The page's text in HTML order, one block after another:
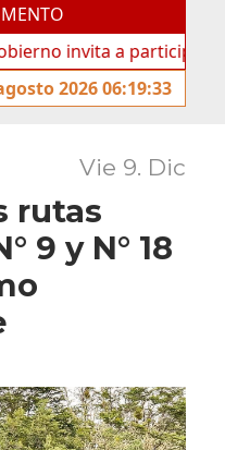
a participar de la
2026 06:19:33
Vie 9. Dic
rutas
9 y N° 18